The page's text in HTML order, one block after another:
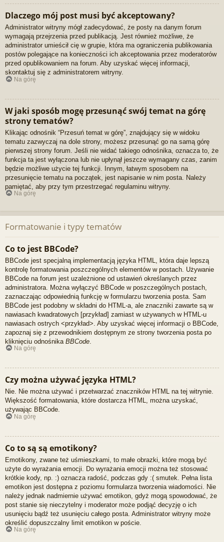
Dlaczego mój post musi być akceptowany?
Administrator witryny mógł zadecydować, że posty na danym forum
wymagają przejrzenia przed publikacją. Jest również możliwe, że
administrator umieścił cię w grupie, która ma ograniczenia publikowania
postów polegające na konieczności ich akceptowania przez moderatorów
przed opublikowaniem na forum. Aby uzyskać więcej informacji,
skontaktuj się z administratorem witryny.
Na górę
W jaki sposób mogę przesunąć swój temat na górę
strony tematów?
Klikając odnośnik “Przesuń temat w górę”, znajdujący się w widoku
tematu zazwyczaj na dole strony, możesz przesunąć go na samą górę
pierwszej strony forum. Jeśli nie widać takiego odnośnika, oznacza to, że
funkcja ta jest wyłączona lub nie upłynął jeszcze wymagany czas, zanim
będzie możliwe użycie tej funkcji. Innym, łatwym sposobem na
przesunięcie tematu na początek, jest napisanie w nim posta. Należy
pamiętać, aby przy tym przestrzegać regulaminu witryny.
Na górę
Formatowanie i typy tematów
Co to jest BBCode?
BBCode jest specjalną implementacją języka HTML, która daje lepszą
kontrolę formatowania poszczególnych elementów w postach. Używanie
BBCode na forum jest uzależnione od ustawień określanych przez
administratora. Można wyłączyć BBCode w poszczególnych postach,
zaznaczając odpowiednią funkcję w formularzu tworzenia posta. Sam
BBCode jest podobny w składni do HTML-a, ale znaczniki zawarte są w
nawiasach kwadratowych [przykład] zamiast w używanych w HTML-u
nawiasach ostrych <przykład>. Aby uzyskać więcej informacji o BBCode,
zapoznaj się z przewodnikiem dostępnym ze strony tworzenia posta po
kliknięciu odnośnika BBCode
Na górę
Czy można używać języka HTML?
Nie. Nie można używać i przetwarzać znaczników HTML na tej witrynie.
Większość formatowania, które dostarcza HTML, można uzyskać,
używając BBCode.
Na górę
Co to są są emotikony?
Emotikony, zwane też uśmieszkami, to małe obrazki, które mogą być
użyte do wyrażania emocji. Do wyrażania emocji można też stosować
krótkie kody, np. :) oznacza radość, podczas gdy :( smutek. Pełna lista
emotikon jest dostępna z poziomu formularza tworzenia wiadomości. Nie
należy jednak nadmiernie używać emotikon, gdyż mogą spowodować, że
post stanie się nieczytelny i moderator może podjąć decyzję o ich
usunięciu bądź też usunięciu całego posta. Administrator witryny może
określić dopuszczalny limit emotikon w poście.
Na górę